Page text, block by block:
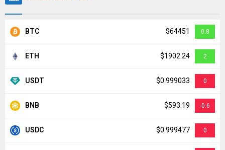
BTC $64451 0.8
ETH $1902.24 2
USDT $0.999033 0
BNB $593.19 -0.6
USDC $0.999477 0